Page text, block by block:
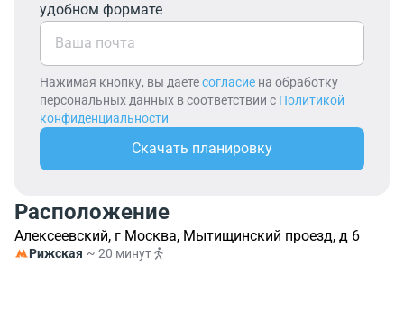
удобном формате
Нажимая кнопку, вы даетесогласие на обработку
персональных данных в соответствии с Политикой
конфиденциальности
Скачать планировку
Расположение
Алексеевский, г Москва, Мытищинский проезд, д 6
Рижская ~ 20 минут